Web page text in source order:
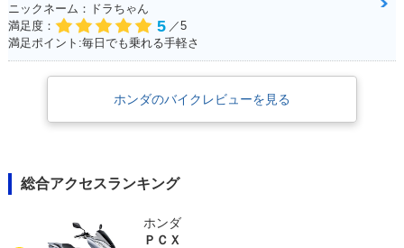
ニックネーム：ドラちゃん
満足度：
5 ／5
満足ポイント:毎日でも乗れる手軽さ
ホンダのバイクレビューを見る
総合アクセスランキング
ホンダ
ＰＣＸ